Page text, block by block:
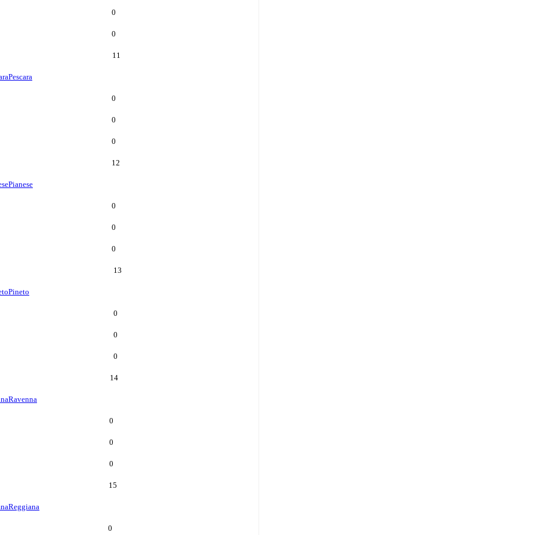
0
0
11
Pescara
0
0
0
12
Pianese
0
0
0
13
Pineto
0
0
0
14
Ravenna
0
0
0
15
Reggiana
0